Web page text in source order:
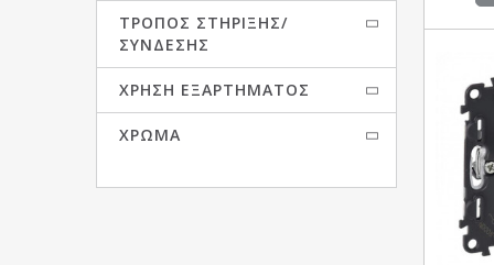
ΤΡΌΠΟΣ ΣΤΉΡΙΞΗΣ/
ΣΎΝΔΕΣΗΣ
ΧΡΉΣΗ ΕΞΑΡΤΉΜΑΤΟΣ
ΧΡΏΜΑ